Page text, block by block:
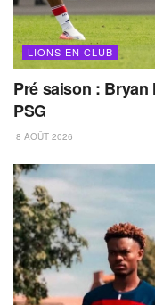
LIONS EN CLUB
Pré saison :
PSG
8 AOÛT 2026